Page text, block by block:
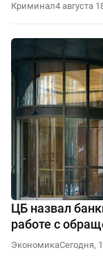
Криминал4 августа
ЦБ назвал
работе с
ЭкономикаСегодня,